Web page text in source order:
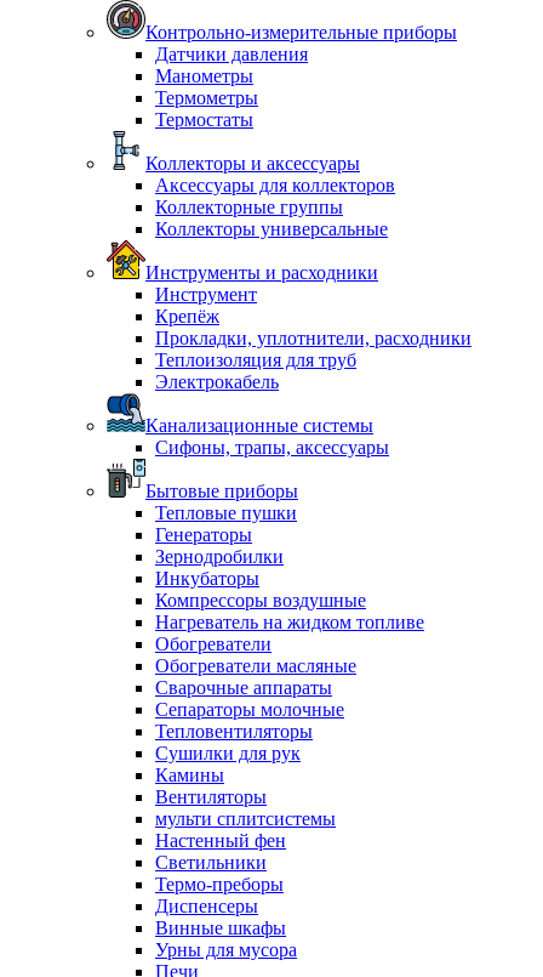
Контрольно-измерительные приборы
Датчики давления
Манометры
Термометры
Термостаты
Коллекторы и аксессуары
Аксессуары для коллекторов
Коллекторные группы
Коллекторы универсальные
Инструменты и расходники
Инструмент
Крепёж
Прокладки, уплотнители, расходники
Теплоизоляция для труб
Электрокабель
Канализационные системы
Сифоны, трапы, аксессуары
Бытовые приборы
Тепловые пушки
Генераторы
Зернодробилки
Инкубаторы
Компрессоры воздушные
Нагреватель на жидком топливе
Обогреватели
Обогреватели масляные
Сварочные аппараты
Сепараторы молочные
Тепловентиляторы
Сушилки для рук
Камины
Вентиляторы
мульти сплитсистемы
Настенный фен
Светильники
Термо-преборы
Диспенсеры
Винные шкафы
Урны для мусора
Печи